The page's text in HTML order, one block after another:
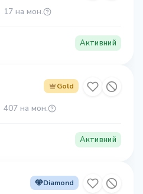
17 на мон.
Активний
Gold
407 на мон.
Активний
Diamond